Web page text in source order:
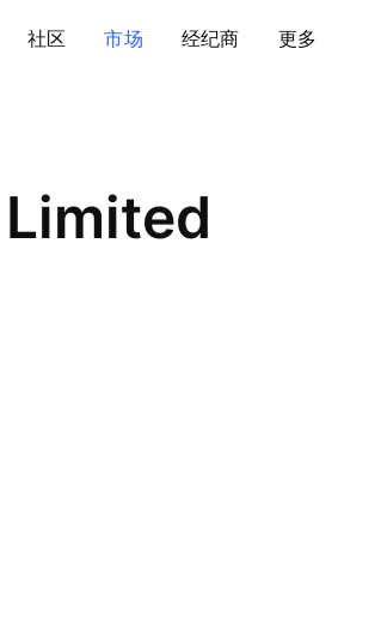
社区 市场 经纪商 更多